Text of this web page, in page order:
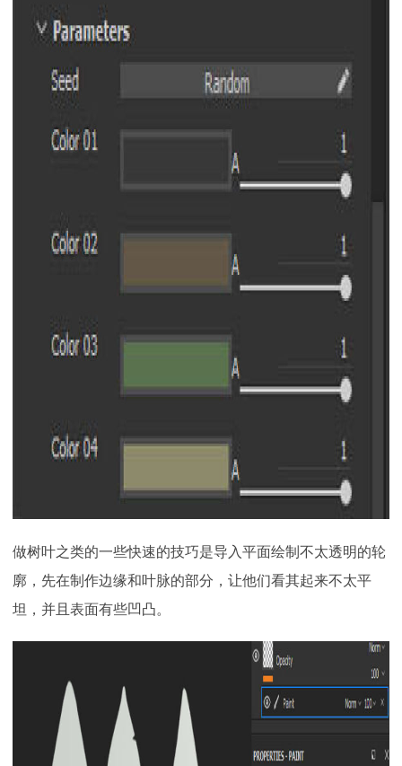
做树叶之类的一些快速的技巧是导入平面绘制不太透明的轮
廓，先在制作边缘和叶脉的部分，让他们看其起来不太平
坦，并且表面有些凹凸。